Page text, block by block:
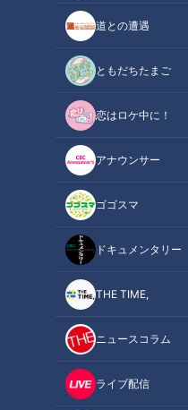
道との遭遇
ともだちたまご
恋はロケ中に！
アナウンサー
ゴゴスマ
ドキュメンタリー
THE TIME,
ニュースコラム
ライブ配信
この記事の画像（全6枚）
この記事を見たあなた